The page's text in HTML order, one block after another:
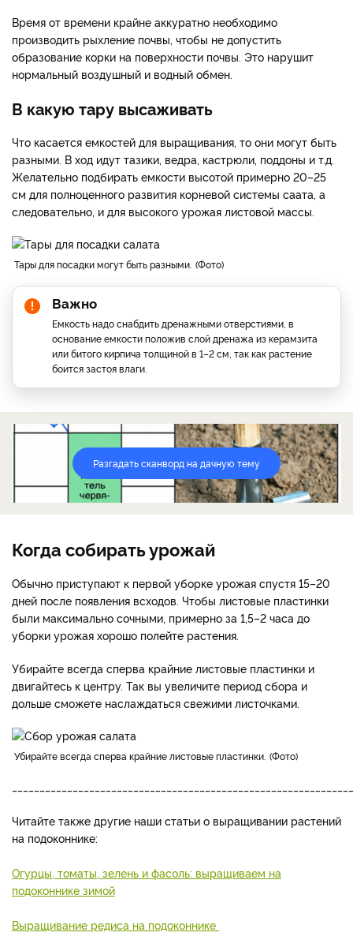
Время от времени крайне аккуратно необходимо
производить рыхление почвы, чтобы не допустить
образование корки на поверхности почвы. Это нарушит
нормальный воздушный и водный обмен.
В какую тару высаживать
Что касается емкостей для выращивания, то они могут быть
разными. В ход идут тазики, ведра, кастрюли, поддоны и т.д.
Желательно подбирать емкости высотой примерно 20–25
см для полноценного развития корневой системы саата, а
следовательно, и для высокого урожая листовой массы.
Тары для посадки могут быть разными. Фото
Важно
Емкость надо снабдить дренажными отверстиями, в
основание емкости положив слой дренажа из керамзита
или битого кирпича толщиной в 1–2 см, так как растение
боится застоя влаги.
Разгадать сканворд на дачную тему
Когда собирать урожай
Обычно приступают к первой уборке урожая спустя 15–20
дней после появления всходов. Чтобы листовые пластинки
были максимально сочными, примерно за 1,5–2 часа до
уборки урожая хорошо полейте растения.
Убирайте всегда сперва крайние листовые пластинки и
двигайтесь к центру. Так вы увеличите период сбора и
дольше сможете наслаждаться свежими листочками.
Убирайте всегда сперва крайние листовые пластинки. Фото
Читайте также другие наши статьи о выращивании растений
на подоконнике:
Огурцы, томаты, зелень и фасоль: выращиваем на
подоконнике зимой
Выращивание редиса на подоконнике